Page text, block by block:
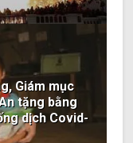
Giám mục
tặng bằng
dịch Covid-